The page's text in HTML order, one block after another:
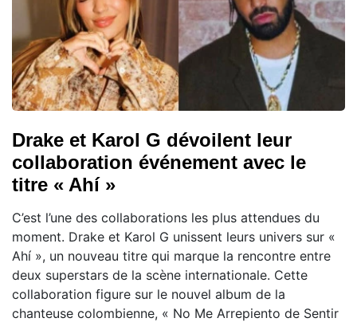
Drake et Karol G dévoilent leur
collaboration événement avec le
titre « Ahí »
C’est l’une des collaborations les plus attendues du
moment. Drake et Karol G unissent leurs univers sur «
Ahí », un nouveau titre qui marque la rencontre entre
deux superstars de la scène internationale. Cette
collaboration figure sur le nouvel album de la
chanteuse colombienne, « No Me Arrepiento de Sentir